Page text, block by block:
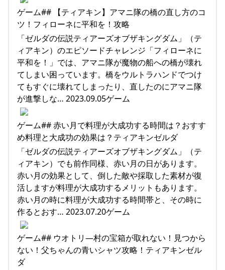
ゲーム## 【ティアキン】アマニ隊の橋の直し方のコ
ツ！フィローネに平和を！攻略
「ゼルダの伝説ティアーズオブザキングダム」（テ
ィアキン）のエピソードチャレンジ「フィローネに
平和を！」では、アマニ隊が魔物の船への橋が壊れ
てしまい困っています。橋をウルトラハンドでつけ
てもすぐに壊れてしまったり、直したのにアマニ隊
が進撃しな… 2023.09.05ゲーム
ゲーム## 赤い月で料理が大成功する時間は？おすす
め料理と大成功の効果は？ティアキンゼルダ
「ゼルダの伝説ティアーズオブザキングダム」（テ
ィアキン）でも前作同様、赤い月の日があります。
赤い月の効果として、倒した敵や採取した素材が復
活しますが料理が大成功するメリットもあります。
赤い月の時に料理が大成功する時間帯と、その時に
作るとおす… 2023.07.20ゲーム
ゲーム## ウオトリ―村の宝箱が取れない！見つから
ない！父ちゃんの青いシャツ攻略！ティアキンゼル
ダ